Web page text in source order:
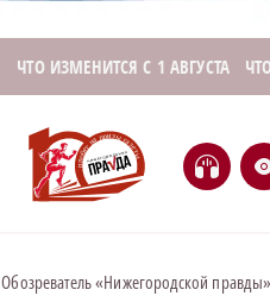
ЧТО ИЗМЕНИТСЯ С 1 АВГУСТА
H
Обозреватель «Нижегородской